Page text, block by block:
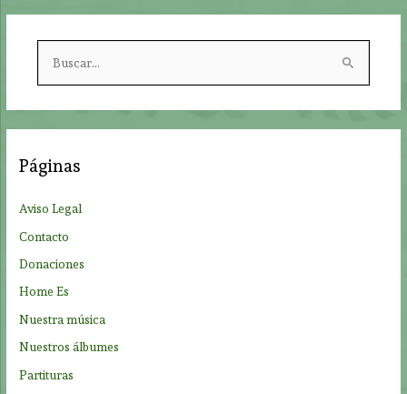
r
:
Páginas
Aviso Legal
Contacto
Donaciones
Home Es
Nuestra música
Nuestros álbumes
Partituras